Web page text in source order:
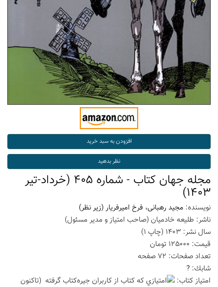
مجله جهان کتاب - شماره 405 (خرداد-تیر
1403)
نویسنده: مجید رهبانی، فرخ امیرفریار (زیر نظر)
ناشر: طلیعه خادمیان (صاحب امتیاز و مدیر مسئول)
سال نشر: 1403 (چاپ 1
)
قیمت: 125000 تومان
تعداد صفحات: 72 صفحه
شابك: ?
امتیاز كتاب:
(تاكنون